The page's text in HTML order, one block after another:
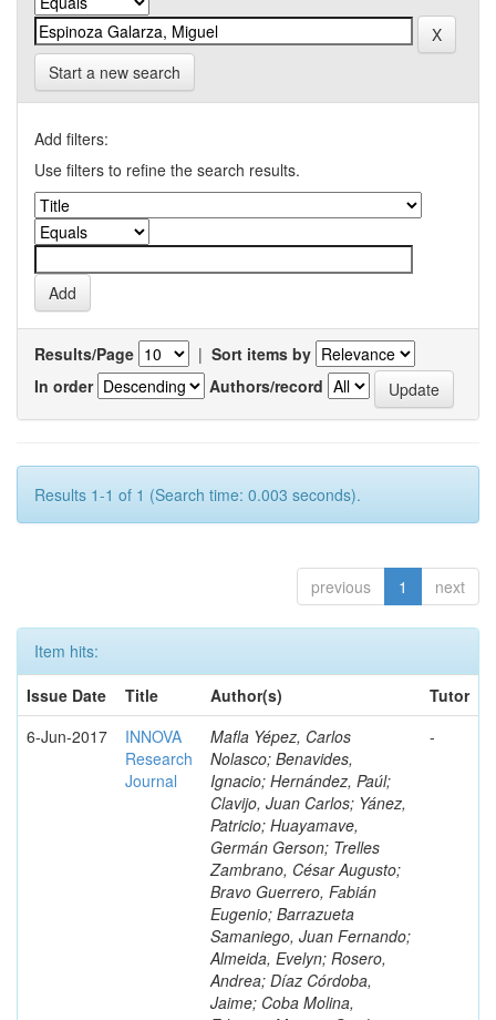
Start a new search
Add filters:
Use filters to refine the search results.
Results/Page | Sort items by
In order
Authors/record
Results 1-1 of 1 (Search time: 0.003 seconds).
previous 1 next
Item hits:
Issue Date
Title Author(s)
Tutor
6-Jun-2017
INNOVA
Research
Journal
Mafla Yépez, Carlos
Nolasco; Benavides,
Ignacio; Hernández, Paúl;
Clavijo, Juan Carlos; Yánez,
Patricio; Huayamave,
Germán Gerson; Trelles
Zambrano, César Augusto;
Bravo Guerrero, Fabián
Eugenio; Barrazueta
Samaniego, Juan Fernando;
Almeida, Evelyn; Rosero,
Andrea; Díaz Córdoba,
Jaime; Coba Molina,
-